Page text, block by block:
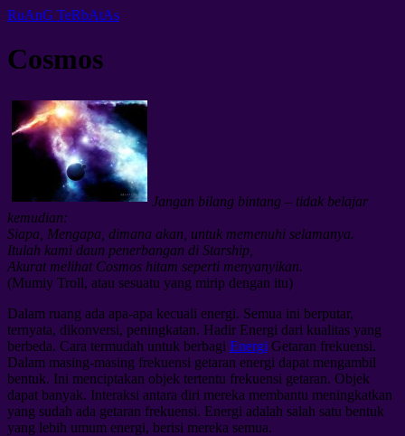
RuAnG TeRbAtAs
Cosmos
Jangan bilang bintang – tidak belajar
kemudian:
Siapa, Mengapa, dimana akan, untuk memenuhi selamanya.
Itulah kami daun penerbangan di Starship,
Akurat melihat Cosmos hitam seperti menyanyikan.
(Mumiy Troll, atau sesuatu yang mirip dengan itu)
Dalam ruang ada apa-apa kecuali energi. Semua ini berputar,
ternyata, dikonversi, peningkatan. Hadir Energi dari kualitas yang
berbeda. Cara termudah untuk berbagi Energi Getaran frekuensi.
Dalam masing-masing frekuensi getaran energi dapat mengambil
bentuk. Ini menciptakan objek tertentu frekuensi getaran. Objek
dapat banyak. Interaksi antara diri mereka membantu meningkatkan
yang sudah ada getaran frekuensi. Energi adalah salah satu bentuk
yang lebih umum energi, berisi mereka semua.